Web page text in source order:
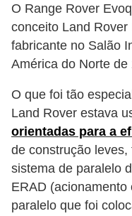
O Range Rover
conceito Land
fabricante no Salão
América do Norte de
O que foi tão
Land Rover estava
orientadas para a
de construção
sistema de paralelo
ERAD
paralelo que foi
e
i
s
t
r
â
n
s
i